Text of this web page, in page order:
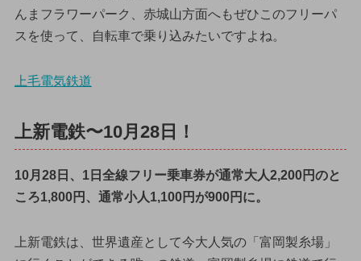
んまフラワーパーク、赤城山方面へもぜひこのフリーパ
スを使って、自転車で乗り込みたいですよね。
上毛電気鉄道
上新電鉄〜10月28日！
10月28日、1日全線フリー乗車券が通常大人2,200円のと
ころ1,800円、通常小人1,100円が900円に。
上新電鉄は、世界遺産として今大人気の「富岡製糸場」